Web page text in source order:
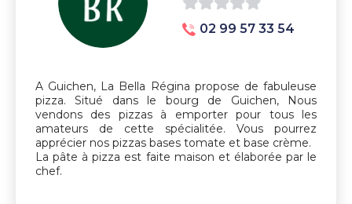
0
02 99 57 33 54
A Guichen, La Bella Régina propose de fabuleuse
pizza. Situé dans le bourg de Guichen, Nous
vendons des pizzas à emporter pour tous les
amateurs de cette spécialitée. Vous pourrez
apprécier nos pizzas bases tomate et base crème.
La pâte à pizza est faite maison et élaborée par le
chef.